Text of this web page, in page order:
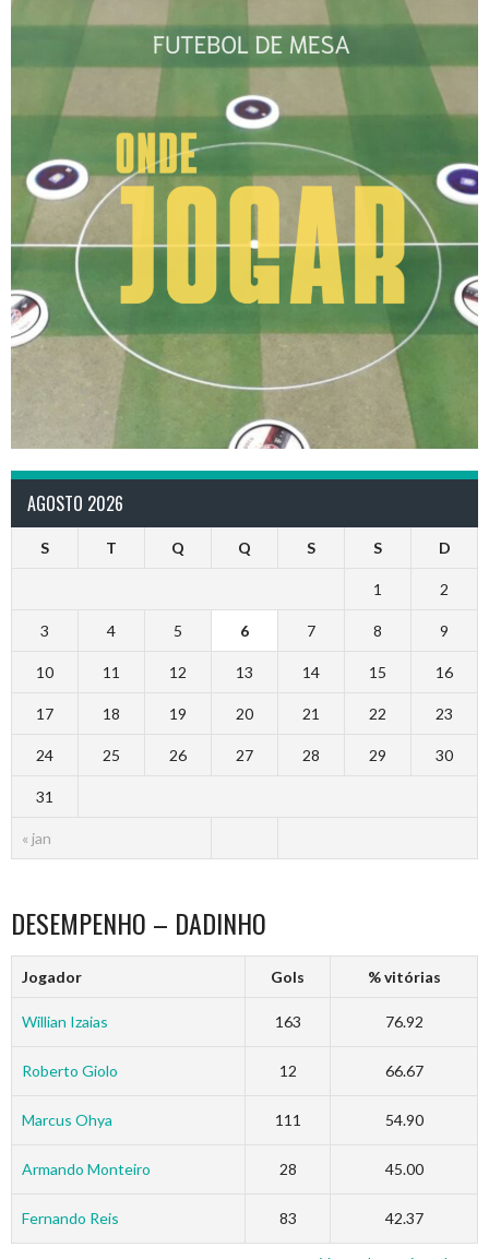
AGOSTO 2026
S T Q Q S S D
« jan
1 2
3 4 5 6 7 8 9
10 11 12 13 14 15 16
17 18 19 20 21 22 23
24 25 26 27 28 29 30
31
DESEMPENHO – DADINHO
Jogador Gols % vitórias
Willian Izaias 163 76.92
Roberto Giolo 12 66.67
Marcus Ohya 111 54.90
Armando Monteiro 28 45.00
Fernando Reis 83 42.37